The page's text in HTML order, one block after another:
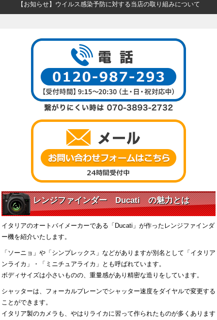
【お知らせ】ウイルス感染予防に対する当店の取り組みについて
レンジファインダー Ducati の魅力とは
イタリアのオートバイメーカーである「Ducati」が作ったレンジファインダ
ー機を紹介いたします。
「ソーニョ」や「シンプレックス」などがありますが別名として「イタリア
ンライカ」・「ミニチュアライカ」とも呼ばれています。
ボディサイズは小さいものの、重量感があり精密な造りをしています。
シャッターは、フォーカルプレーンでシャッター速度をダイヤルで変更する
ことができます。
イタリア製のカメラも、やはりライカに習って作られたものが多くあります